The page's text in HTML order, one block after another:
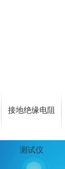
接地绝缘电阻
测试仪